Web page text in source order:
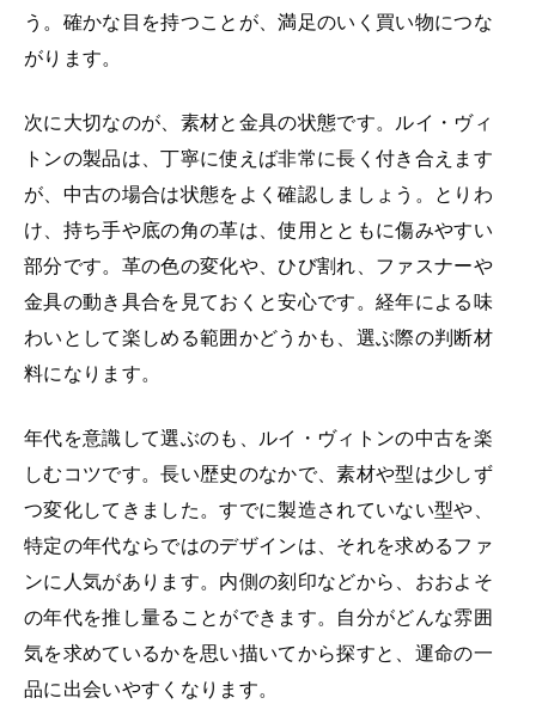
う。確かな目を持つことが、満足のいく買い物につな
がります。
次に大切なのが、素材と金具の状態です。ルイ・ヴィ
トンの製品は、丁寧に使えば非常に長く付き合えます
が、中古の場合は状態をよく確認しましょう。とりわ
け、持ち手や底の角の革は、使用とともに傷みやすい
部分です。革の色の変化や、ひび割れ、ファスナーや
金具の動き具合を見ておくと安心です。経年による味
わいとして楽しめる範囲かどうかも、選ぶ際の判断材
料になります。
年代を意識して選ぶのも、ルイ・ヴィトンの中古を楽
しむコツです。長い歴史のなかで、素材や型は少しず
つ変化してきました。すでに製造されていない型や、
特定の年代ならではのデザインは、それを求めるファ
ンに人気があります。内側の刻印などから、おおよそ
の年代を推し量ることができます。自分がどんな雰囲
気を求めているかを思い描いてから探すと、運命の一
品に出会いやすくなります。